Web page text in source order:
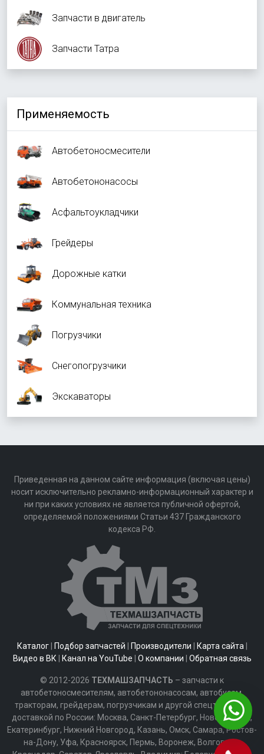
Запчасти в двигатель
Запчасти Татра
Применяемость
Автобетоносмесители
Автобетононасосы
Асфальтоукладчики
Грейдеры
Дорожные катки
Коммунальная техника
Погрузчики
Снегопогрузчики
Экскаваторы
Приведенная на данном сайте информация (включая цены)
носит исключительно рекламно-информационный характер и
ни при каких условиях не является публичной офертой,
определяемой положениями Статьи 437 Гражданского
кодекса РФ.
Каталог| Подбор запчастей Производители Карта сайта
Видео в ВК
Канал на YouTube О компании Обратная связь
© 2012-2026 ТЕХМАШЗАПЧАСТЬ – запчасти к
автобетоносмесителям, автобетононасосам, автобусам,
тракторам, грейдерам, погрузчикам и другой спецтехнике с
доставкой по России: Москва, Санкт-Петербург, Новосибирск,
Екатеринбург, Нижний Новгород, Казань, Омск, Самара, Ростов-
на-Дону, Уфа, Красноярск, Пермь, Воронеж, Волгоград,